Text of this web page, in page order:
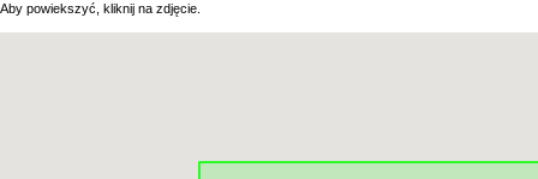
Aby powiekszyć, kliknij na zdjęcie.